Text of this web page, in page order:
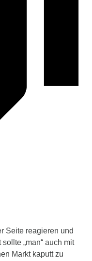
Seite reagieren und
„man“ auch mit
Markt kaputt zu